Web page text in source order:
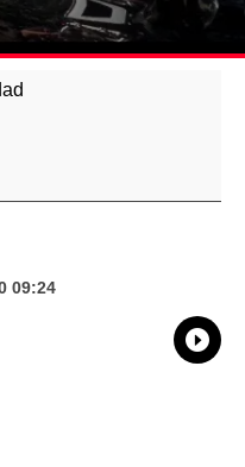
09:24